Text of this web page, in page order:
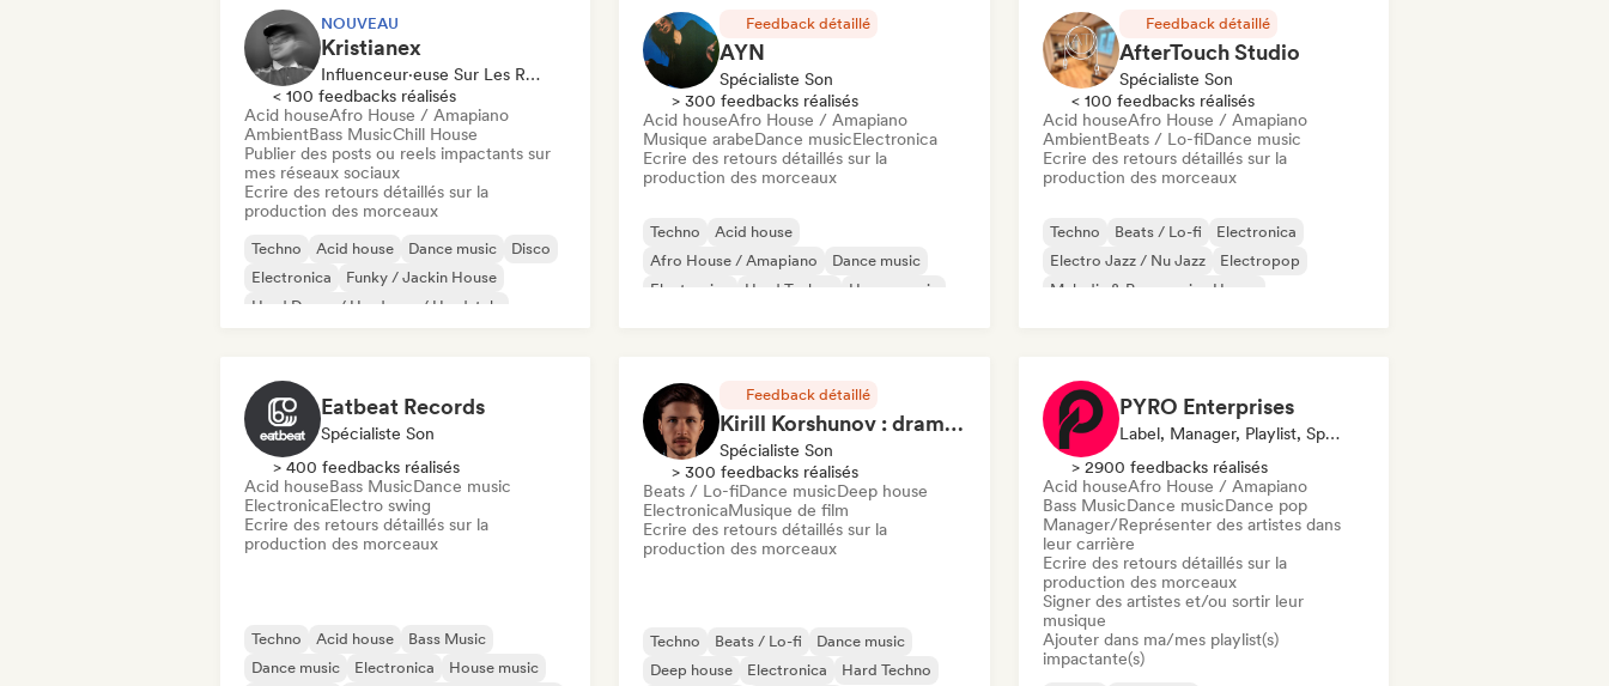
House music
NOUVEAU
Kristianex
Influenceur·euse Sur Les Réseaux Sociaux, Spécialiste Son
< 100 feedbacks réalisés
Acid houseAfro House / Amapiano
AmbientBass MusicChill House
Publier des posts ou reels impactants sur
mes réseaux sociaux
Ecrire des retours détaillés sur la
production des morceaux
Techno Acid house Dance music
Disco
Electronica
Funky / Jackin House
Hard Dance / Hardcore / Hardstyle
Feedback détaillé
AYN
Spécialiste Son
> 300 feedbacks réalisés
Acid houseAfro House / Amapiano
Musique arabeDance musicElectronica
Ecrire des retours détaillés sur la
production des morceaux
Techno
Acid house
Afro House / Amapiano
Dance music
Electronica
Hard Techno
House music
Feedback détaillé
AfterTouch Studio
Spécialiste Son
< 100 feedbacks réalisés
Acid houseAfro House / Amapiano
AmbientBeats / Lo-fiDance music
Ecrire des retours détaillés sur la
production des morceaux
Techno Beats / Lo-fi
Electronica
Electro Jazz / Nu Jazz
Electropop
Melodic & Progressive House
Eatbeat Records
Spécialiste Son
> 400 feedbacks réalisés
Acid houseBass MusicDance music
ElectronicaElectro swing
Ecrire des retours détaillés sur la
production des morceaux
Techno Acid house
Bass Music
Dance music
Electronica
House music
Feedback détaillé
Kirill Korshunov : dramaki / blueor
Spécialiste Son
> 300 feedbacks réalisés
Beats / Lo-fiDance musicDeep house
ElectronicaMusique de film
Ecrire des retours détaillés sur la
production des morceaux
Techno Beats / Lo-fi
Dance music
Deep house
Electronica
Hard Techno
PYRO Enterprises
Label, Manager, Playlist, Spécialiste Son
> 2900 feedbacks réalisés
Acid houseAfro House / Amapiano
Bass MusicDance musicDance pop
Manager/Représenter des artistes dans
leur carrière
Ecrire des retours détaillés sur la
production des morceaux
Signer des artistes et/ou sortir leur
musique
Ajouter dans ma/mes playlist(s)
impactante(s)